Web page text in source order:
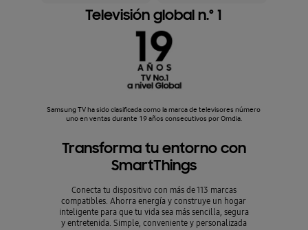
Televisión global n.º 1
Samsung TV ha sido clasificada como la marca de televisores número
uno en ventas durante 19 años consecutivos por Omdia.
Transforma tu entorno con
SmartThings
Conecta tu dispositivo con más de 113 marcas
compatibles. Ahorra energía y construye un hogar
inteligente para que tu vida sea más sencilla, segura
y entretenida. Simple, conveniente y personalizada